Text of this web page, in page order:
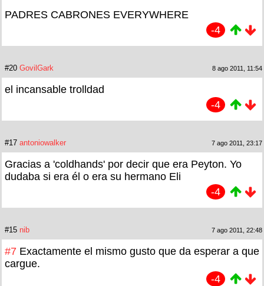
PADRES CABRONES EVERYWHERE
-4
#20 GovilGark 8 ago 2011, 11:54
el incansable trolldad
-4
#17 antoniowalker 7 ago 2011, 23:17
Gracias a 'coldhands' por decir que era Peyton. Yo
dudaba si era él o era su hermano Eli
-4
#15 nib 7 ago 2011, 22:48
#7 Exactamente el mismo gusto que da esperar a que
cargue.
-4